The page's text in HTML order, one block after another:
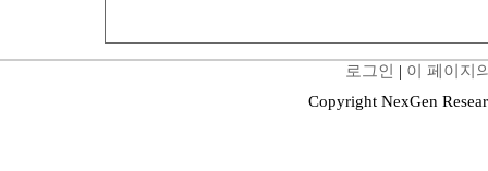
로그인 | 이 페이지
Copyright NexGen